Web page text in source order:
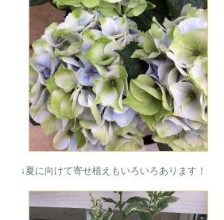
↓夏に向けて寄せ植えもいろいろあります！